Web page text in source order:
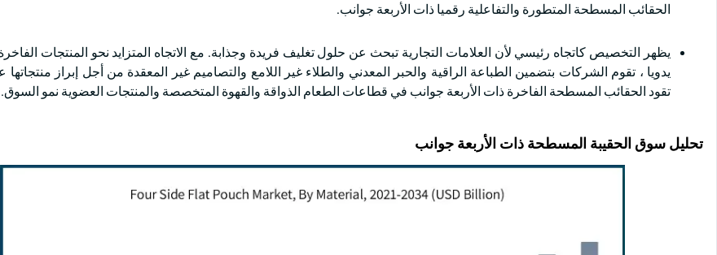
الحقائب المسطحة المتطورة والتفاعلية رقميا ذات الأربعة جوانب.
يظهر التخصيص كاتجاه رئيسي لأن العلامات التجارية تبحث عن حلول تغليف فريدة وجذابة. مع الاتجاه المتزايد نحو المنتجات
يدويا ، تقوم الشركات بتضمين الطباعة الراقية والحبر المعدني والطلاء غير اللامع والتصاميم غير المعقدة من أجل إبراز
تقود الحقائب المسطحة الفاخرة ذات الأربعة جوانب في قطاعات الطعام الذواقة والقهوة المتخصصة والمنتجات العضوية نمو السوق.
تحليل سوق الحقيبة المسطحة ذات الأربعة جوانب